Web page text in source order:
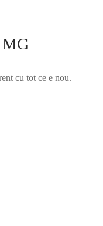
MG
cu tot ce e nou.